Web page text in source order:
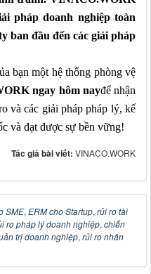
pháp doanh nghiệp toàn
ban đầu đến các giải pháp
bạn một hệ thống phòng vệ
ngay hôm nayđể nhận
và các giải pháp pháp lý, kế
và đạt được sự bền vững!
Tác giả bài viết: VINACO.WORK
SME, ERM cho Startup, rủi ro tài
ro pháp lý doanh nghiệp, chiến
trị doanh nghiệp, rủi ro nhân